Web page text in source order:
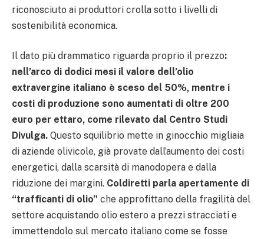
riconosciuto ai produttori crolla sotto i livelli di
sostenibilità economica.
Il dato più drammatico riguarda proprio il prezzo:
nell’arco di dodici mesi il valore dell’olio
extravergine italiano è sceso del 50%, mentre i
costi di produzione sono aumentati di oltre 200
euro per ettaro, come rilevato dal Centro Studi
Divulga. Questo squilibrio mette in ginocchio migliaia
di aziende olivicole, già provate dall’aumento dei costi
energetici, dalla scarsità di manodopera e dalla
riduzione dei margini. Coldiretti parla apertamente di
“trafficanti di olio” che approfittano della fragilità del
settore acquistando olio estero a prezzi stracciati e
immettendolo sul mercato italiano come se fosse